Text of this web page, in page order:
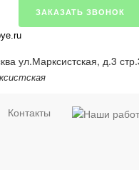
ЗАКАЗАТЬ ЗВОНОК
ул.Марксистская, д.3
Контакты